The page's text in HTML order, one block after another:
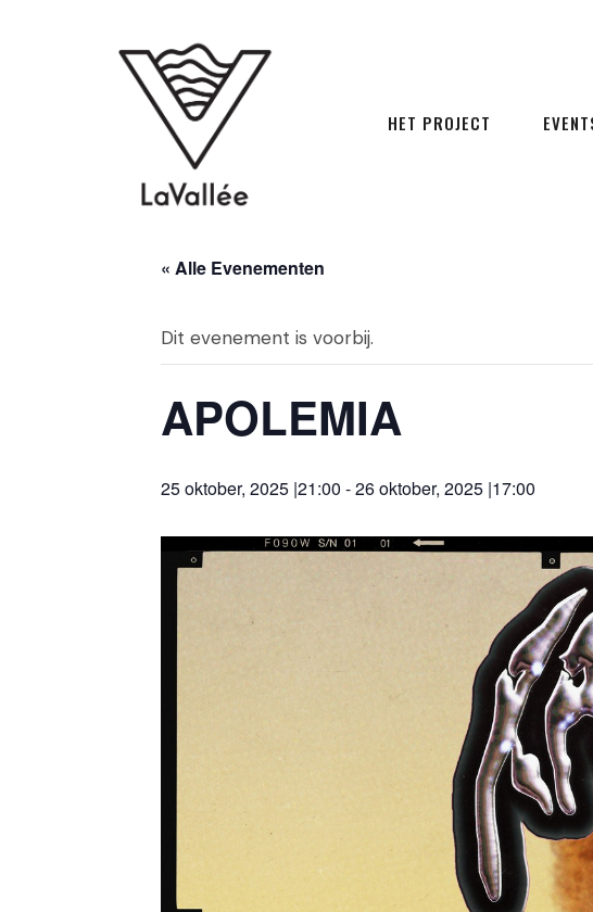
HET PROJECT
« Alle Evenementen
Dit evenement is voorbij.
APOLEMIA
25 oktober, 2025 |21:00 -26 oktober, 2025 |17:00